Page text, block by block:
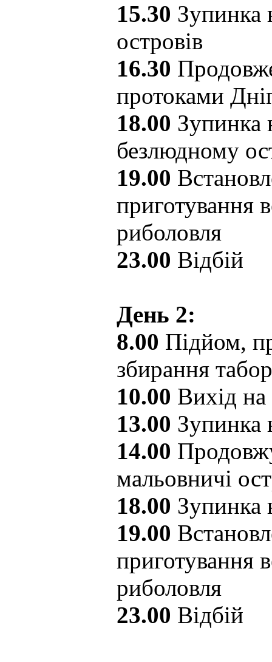
15.30 Зупинка
островів
16.30
протоками
18.00 Зупинка
безлюдному
19.00
приготування
риболовля
23.00 Відбій
День 2:
8.00 Підйом,
збирання
10.00 Вихід на
13.00 Зупинка
14.00
мальовничі
18.00 Зупинка
19.00
приготування
риболовля
23.00 Відбій